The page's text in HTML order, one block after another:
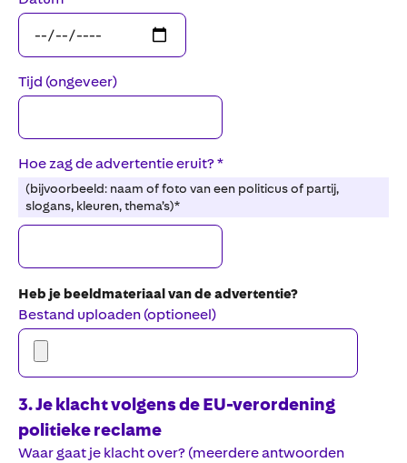
Tijd (ongeveer)
Hoe zag de advertentie eruit?*
(bijvoorbeeld: naam of foto van een politicus of partij,
slogans, kleuren, thema’s)*
Heb je beeldmateriaal van de advertentie?
Bestand uploaden (optioneel)
3. Je klacht volgens de EU-verordening
politieke reclame
Waar gaat je klacht over? (meerdere antwoorden